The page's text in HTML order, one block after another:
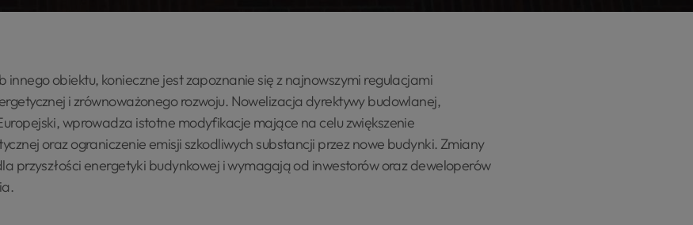
innego obiektu, konieczne jest zapoznanie się z najnowszymi regulacjami
i zrównoważonego rozwoju. Nowelizacja dyrektywy budowlanej,
wprowadza istotne modyfikacje mające na celu zwiększenie
oraz ograniczenie emisji szkodliwych substancji przez nowe budynki. Zmiany
przyszłości energetyki budynkowej i wymagają od inwestorów oraz deweloperów